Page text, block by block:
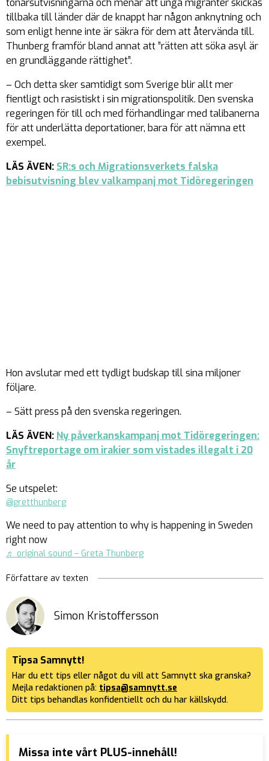
tonårsutvisningarna och menar att unga migranter skickas
tillbaka till länder där de knappt har någon anknytning och
som enligt henne inte är säkra för dem att återvända till.
Thunberg framför bland annat att ”rätten att söka asyl är
en grundläggande rättighet”.
– Och detta sker samtidigt som Sverige blir allt mer
fientligt och rasistiskt i sin migrationspolitik. Den svenska
regeringen för till och med förhandlingar med talibanerna
för att underlätta deportationer, bara för att nämna ett
exempel.
LÄS ÄVEN: SR:s och Migrationsverkets falska
bebisutvisning blev valkampanj mot Tidöregeringen
Hon avslutar med ett tydligt budskap till sina miljoner
följare.
– Sätt press på den svenska regeringen.
LÄS ÄVEN: Ny påverkanskampanj mot Tidöregeringen:
Snyftreportage om irakier som vistades illegalt i 20
år
Se utspelet:
@gretthunberg
We need to pay attention to why is happening in Sweden
right now
♬ original sound – Greta Thunberg
Författare av texten
Simon Kristoffersson
Tipsa Samnytt!
Har du ett tips eller något du vill att Samnytt ska granska?
Mejla redaktionen på: tipsa@samnytt.se
Ditt tips behandlas konfidentiellt och du har källskydd.
Missa inte vårt PLUS-innehåll!